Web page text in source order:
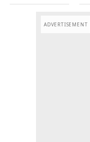
ADVERTISEMENT